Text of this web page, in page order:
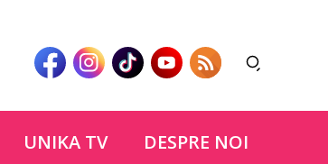
UNIKA TV DESPRE NOI